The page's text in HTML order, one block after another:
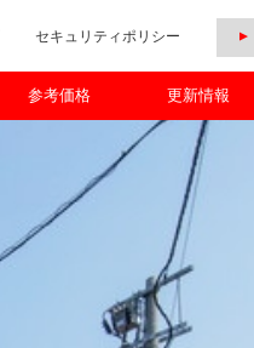
セキュリティポリシー
参考価格 更新情報